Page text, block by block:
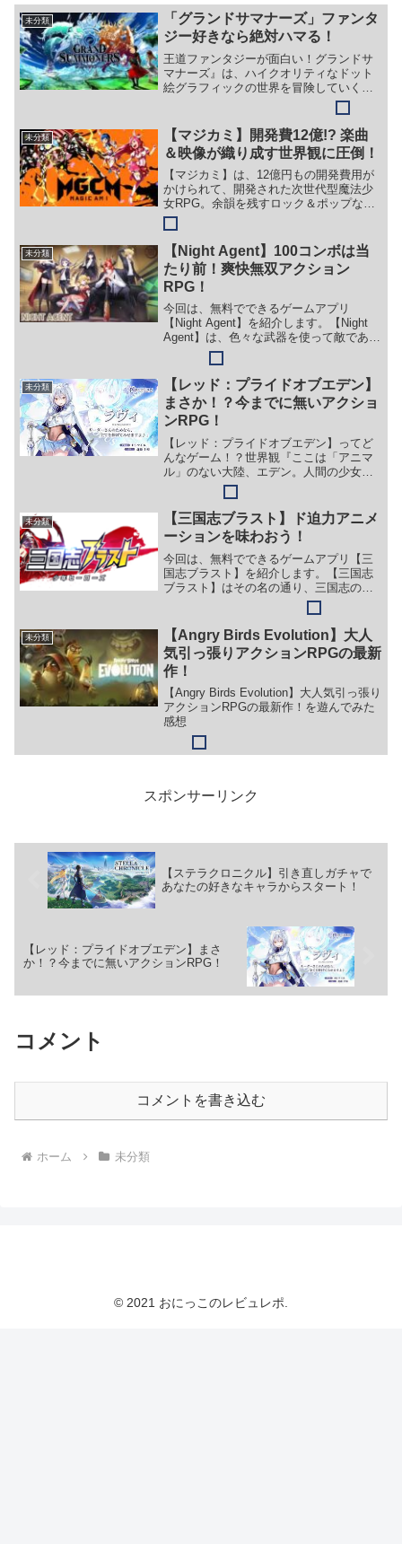
未分類
「グランドサマナーズ」ファンタ
ジー好きなら絶対ハマる！
王道ファンタジーが面白い！グランドサ
マナーズ』は、ハイクオリティなドット
絵グラフィックの世界を冒険していく王
道ファンタジーRPGです。昔ながらの懐
かしいドット絵RPGではありますが、地
味なゲームではなく迫力のあるバトル演
出が魅力的！ 操作方...
未分類
【マジカミ】開発費12億!? 楽曲
＆映像が織り成す世界観に圧倒！
【マジカミ】は、12億円もの開発費用が
かけられて、開発された次世代型魔法少
女RPG。余韻を残すロック＆ポップなバ
トルBGMで、ゲームの世界観に引き込ま
れる仕組みが満載です。ドレス(コスチュ
ーム)毎に異なるスキルを利用して、ガン
ガン敵を討伐していこう！育成要素も充
実していて、かなりやり込むことができ
ます。「死」や「平行世界（パラレルワ
ールド）」などといったワードが溢れ
る、少し中二病心をくすぐるような、ダ
ークなストーリーにも注目です！
未分類
【Night Agent】100コンボは当
たり前！爽快無双アクション
RPG！
今回は、無料でできるゲームアプリ
【Night Agent】を紹介します。【Night
Agent】は、色々な武器を使って敵である
悪魔を討伐していく3DアクションRPG。
3Dモデルになっているキャラクター達を
自由に操り、スマートなアクションで...
未分類
【レッド：プライドオブエデン】
まさか！？今までに無いアクショ
ンRPG！
【レッド：プライドオブエデン】ってど
んなゲーム！？世界観『ここは「アニマ
ル」のない大陸、エデン。人間の少女の
中には、特定の時期になると奇妙な能力
に目覚める者がいる。怪力を得た者や、
魔法に目覚めた者、動物の耳や爪を発達
させた者もいた…かつてレ...
未分類
【三国志ブラスト】ド迫力アニメ
ーションを味わおう！
今回は、無料でできるゲームアプリ【三
国志ブラスト】を紹介します。【三国志
ブラスト】はその名の通り、三国志の世
界を舞台にしたゲームアプリです。呂布
や小喬、諸葛亮などといった有名武将た
ちを仲間にして、あなただけの強力な軍
隊を編成し、戦での勝利を...
未分類
【Angry Birds Evolution】大人
気引っ張りアクションRPGの最新
作！
【Angry Birds Evolution】大人気引っ張り
アクションRPGの最新作！を遊んでみた
感想
スポンサーリンク
【ステラクロニクル】引き直しガチャで
あなたの好きなキャラからスタート！
【レッド：プライドオブエデン】まさ
か！？今までに無いアクションRPG！
コメント
コメントを書き込む
ホーム 未分類
© 2021 おにっこのレビュレポ.